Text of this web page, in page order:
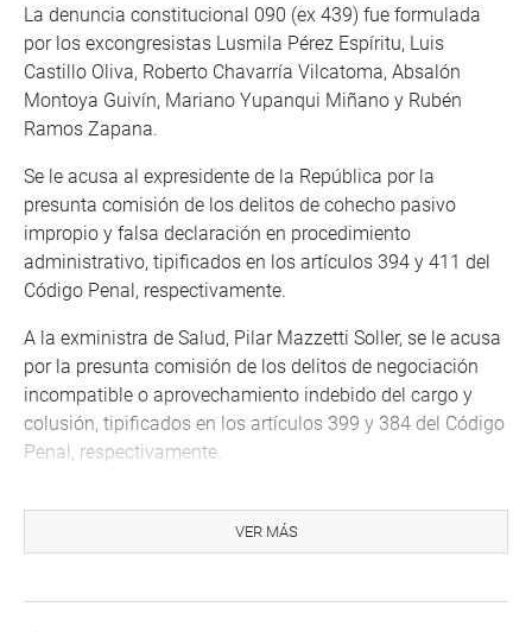
La denuncia constitucional 090 (ex 439) fue formulada
por los excongresistas Lusmila Pérez Espíritu, Luis
Castillo Oliva, Roberto Chavarría Vilcatoma, Absalón
Montoya Guivín, Mariano Yupanqui Miñano y Rubén
Ramos Zapana.
Se le acusa al expresidente de la República por la
presunta comisión de los delitos de cohecho pasivo
impropio y falsa declaración en procedimiento
administrativo, tipificados en los artículos 394 y 411 del
Código Penal, respectivamente.
A la exministra de Salud, Pilar Mazzetti Soller, se le acusa
por la presunta comisión de los delitos de negociación
incompatible o aprovechamiento indebido del cargo y
colusión, tipificados en los artículos 399 y 384 del Código
Penal, respectivamente.
Astete Rodríguez, se le denuncia por la presunta comisión
del delito de negociación incompatible o
VER MÁS